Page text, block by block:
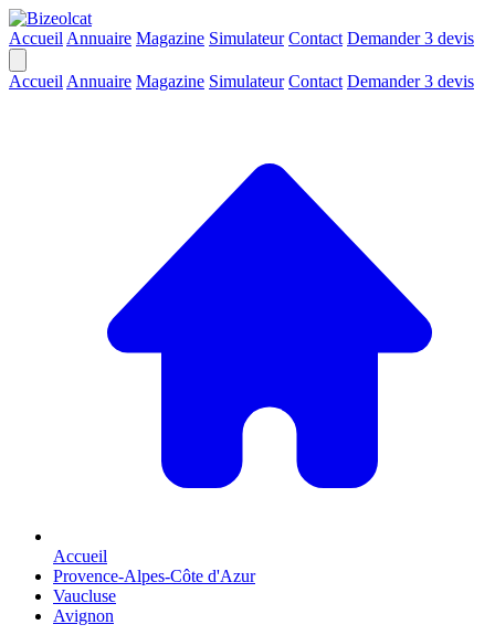
Accueil Annuaire Magazine Simulateur Contact Demander 3 devis
Accueil Annuaire Magazine Simulateur Contact Demander 3 devis
Accueil
Provence-Alpes-Côte d'Azur
Vaucluse
Avignon